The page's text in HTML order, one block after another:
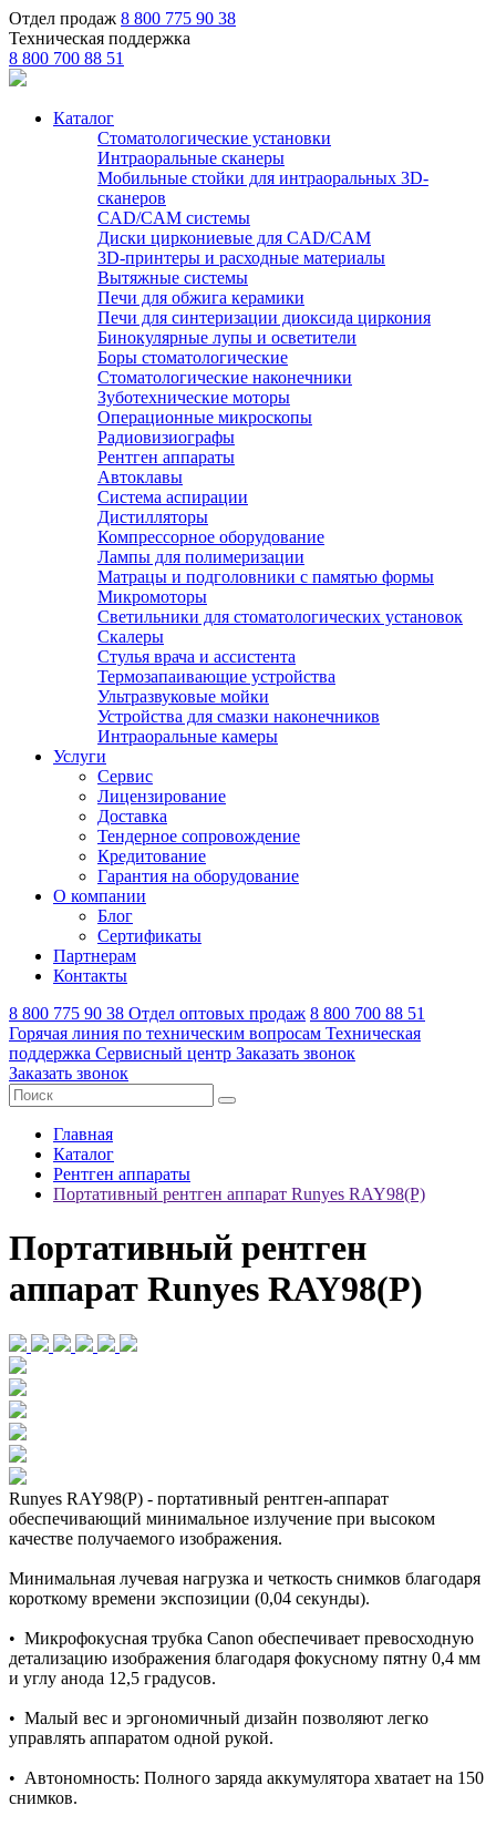
Отдел продаж 8 800 775 90 38
Техническая поддержка
8 800 700 88 51
Каталог
Стоматологические установки
Интраоральные сканеры
Мобильные стойки для интраоральных 3D-
сканеров
CAD/CAM системы
Диски циркониевые для CAD/CAM
3D-принтеры и расходные материалы
Вытяжные системы
Печи для обжига керамики
Печи для синтеризации диоксида циркония
Бинокулярные лупы и осветители
Боры стоматологические
Стоматологические наконечники
Зуботехнические моторы
Операционные микроскопы
Радиовизиографы
Рентген аппараты
Автоклавы
Система аспирации
Дистилляторы
Компрессорное оборудование
Лампы для полимеризации
Матрацы и подголовники с памятью формы
Микромоторы
Светильники для стоматологических установок
Скалеры
Стулья врача и ассистента
Термозапаивающие устройства
Ультразвуковые мойки
Устройства для смазки наконечников
Интраоральные камеры
Услуги
Сервис
Лицензирование
Доставка
Тендерное сопровождение
Кредитование
Гарантия на оборудование
О компании
Блог
Сертификаты
Партнерам
Контакты
8 800 775 90 38 Отдел оптовых продаж 8 800 700 88 51
Горячая линия по техническим вопросам Техническая
поддержка Сервисный центр Заказать звонок
Заказать звонок
Главная
Каталог
Рентген аппараты
Портативный рентген аппарат Runyes RAY98(P)
Портативный рентген
аппарат Runyes RAY98(P)
Runyes RAY98(P) - портативный рентген-аппарат
обеспечивающий минимальное излучение при высоком
качестве получаемого изображения.
Минимальная лучевая нагрузка и четкость снимков благодаря
короткому времени экспозиции (0,04 секунды).
• Микрофокусная трубка Canon обеспечивает превосходную
детализацию изображения благодаря фокусному пятну 0,4 мм
и углу анода 12,5 градусов.
• Малый вес и эргономичный дизайн позволяют легко
управлять аппаратом одной рукой.
• Автономность: Полного заряда аккумулятора хватает на 150
снимков.